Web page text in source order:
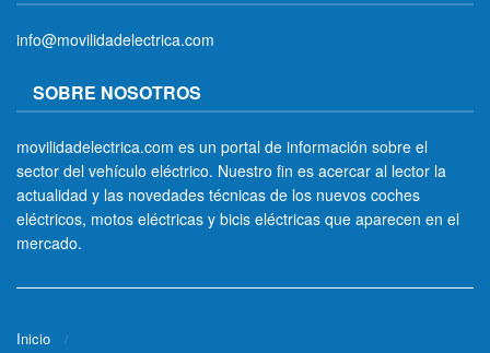
info@movilidadelectrica.com
SOBRE NOSOTROS
movilidadelectrica.com es un portal de información sobre el
sector del vehículo eléctrico. Nuestro fin es acercar al lector la
actualidad y las novedades técnicas de los nuevos coches
eléctricos, motos eléctricas y bicis eléctricas que aparecen en el
mercado.
Inicio